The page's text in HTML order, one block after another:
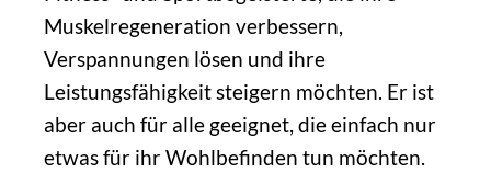
Muskelregeneration verbessern,
Verspannungen lösen und ihre
Leistungsfähigkeit steigern möchten. Er ist
aber auch für alle geeignet, die einfach nur
etwas für ihr Wohlbefinden tun möchten.